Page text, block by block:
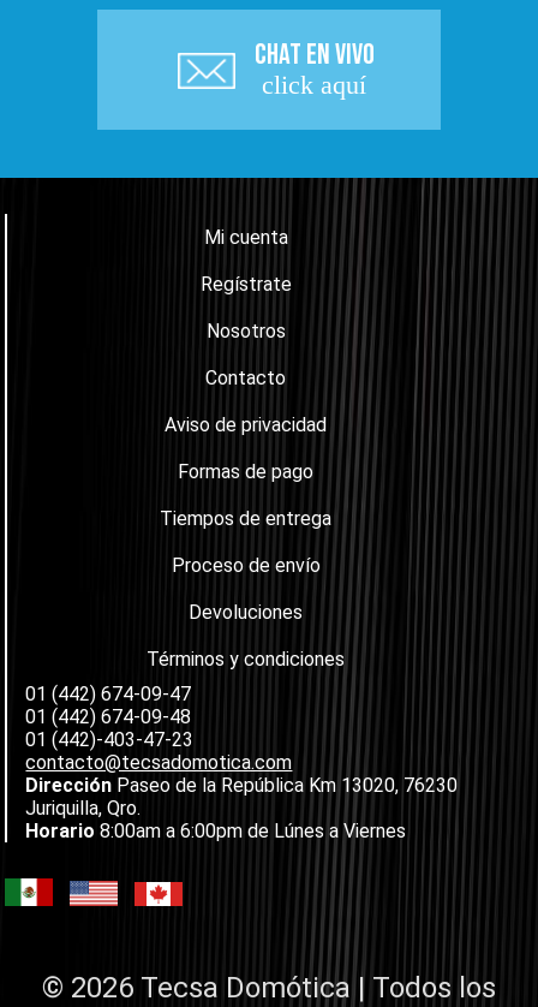
CHAT EN VIVO
click aquí
Mi cuenta
Regístrate
Nosotros
Contacto
Aviso de privacidad
Formas de pago
Tiempos de entrega
Proceso de envío
Devoluciones
Términos y condiciones
01 (442) 674-09-47
01 (442) 674-09-48
01 (442)-403-47-23
contacto@tecsadomotica.com
Dirección Paseo de la República Km 13020, 76230
Juriquilla, Qro.
Horario 8:00am a 6:00pm de Lúnes a Viernes
© 2026 Tecsa Domótica | Todos los